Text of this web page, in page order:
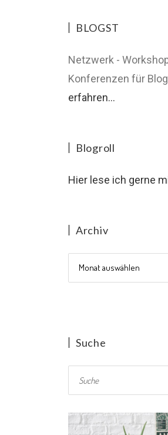
BLOGST
Netzwerk -
Konferenzen für
erfahren...
Blogroll
Hier lese ich gerne
Archiv
Archiv
Suche